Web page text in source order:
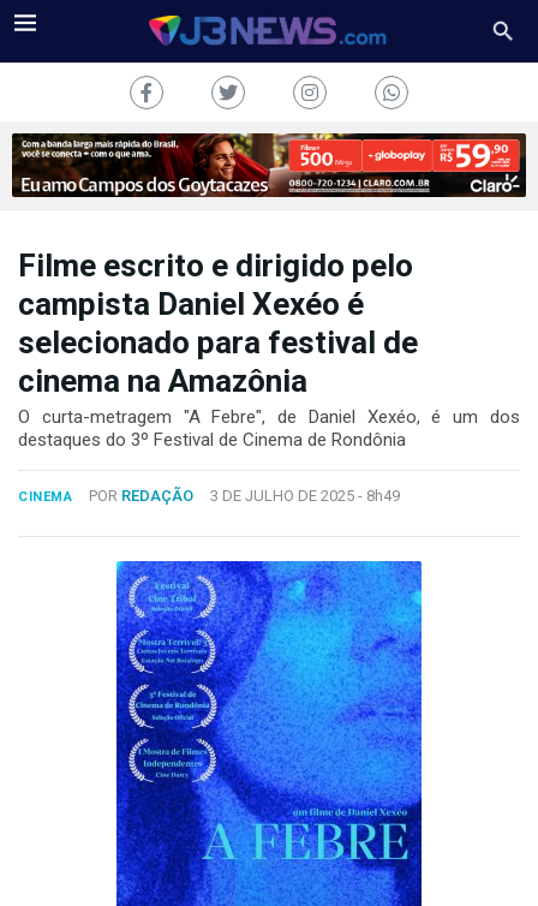
TV
COLUNAS
FALE
Copyright
Filme escrito e dirigido pelo
campista Daniel Xexéo é
selecionado para festival de
cinema na Amazônia
O curta-metragem "A Febre", de Daniel Xexéo, é um dos
destaques do 3º Festival de Cinema de Rondônia
CINEMA POR REDAÇÃO 3 DE JULHO DE 2025 - 8h49